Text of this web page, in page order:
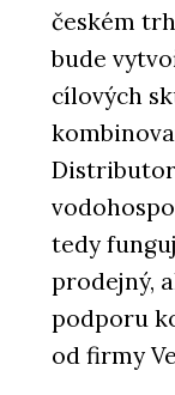
českém
bude
cílových
tedy
prodejný,
podporu
od firmy